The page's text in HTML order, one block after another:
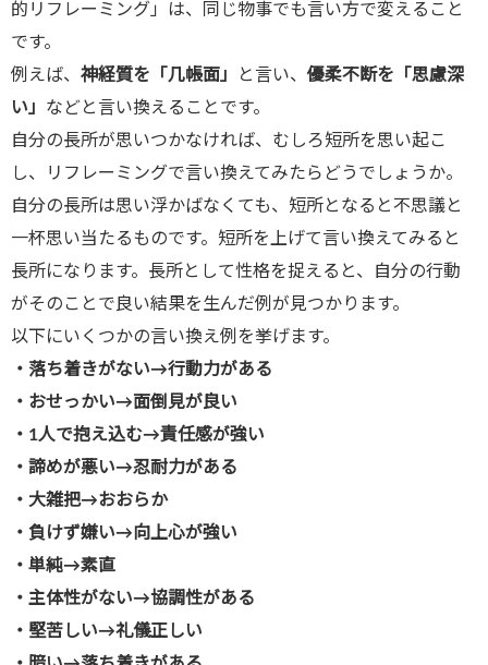
的リフレーミング」は、同じ物事でも言い方で変えること
です。
例えば、 神経質を「几帳面」 と言い、 優柔不断を「思慮深
い」 などと言い換えることです。
自分の長所が思いつかなければ、むしろ短所を思い起こ
し、リフレーミングで言い換えてみたらどうでしょうか。
自分の長所は思い浮かばなくても、短所となると不思議と
一杯思い当たるものです。短所を上げて言い換えてみると
長所になります。長所として性格を捉えると、自分の行動
がそのことで良い結果を生んだ例が見つかります。
以下にいくつかの言い換え例を挙げます。
・落ち着きがない→行動力がある
・おせっかい→面倒見が良い
・ 1人で抱え込む→責任感が強い
・諦めが悪い→忍耐力がある
・大雑把→おおらか
・負けず嫌い→ 向上心が強い
・単純→素直
・主体性がない→協調性がある
・堅苦しい→礼儀正しい